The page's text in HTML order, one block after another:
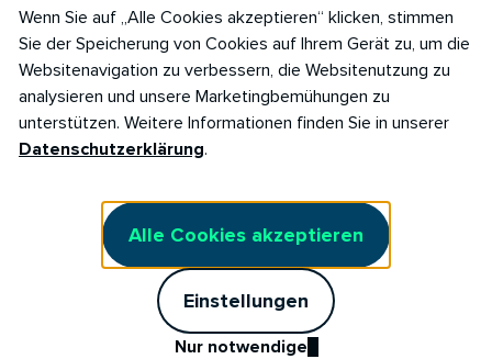
Copyright © 2026
RABOT Energy DE GmbH
Hopfenmarkt 33,
Wenn Sie auf „Alle Cookies akzeptieren“ klicken, stimmen
Sie der Speicherung von Cookies auf Ihrem Gerät zu, um die
Websitenavigation zu verbessern, die Websitenutzung zu
analysieren und unsere Marketingbemühungen zu
unterstützen. Weitere Informationen finden Sie in unserer
Datenschutzerklärung.
Alle Cookies akzeptieren
Einstellungen
Nur notwendige